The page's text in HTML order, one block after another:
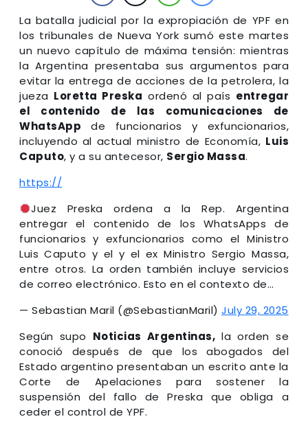
La batalla judicial por la expropiación de YPF en
los tribunales de Nueva York sumó este martes
un nuevo capítulo de máxima tensión: mientras
la Argentina presentaba sus argumentos para
evitar la entrega de acciones de la petrolera, la
jueza Loretta Preska ordenó al país entregar
el contenido de las comunicaciones de
WhatsApp de funcionarios y exfuncionarios,
incluyendo al actual ministro de Economía, Luis
Caputo, y a su antecesor, Sergio Massa.
https://
Juez Preska ordena a la Rep. Argentina
entregar el contenido de los WhatsApps de
funcionarios y exfuncionarios como el Ministro
Luis Caputo y el y el ex Ministro Sergio Massa,
entre otros. La orden también incluye servicios
de correo electrónico. Esto en el contexto de…
— Sebastian Maril (@SebastianMaril) July 29, 2025
Según supo Noticias Argentinas, la orden se
conoció después de que los abogados del
Estado argentino presentaban un escrito ante la
Corte de Apelaciones para sostener la
suspensión del fallo de Preska que obliga a
ceder el control de YPF.